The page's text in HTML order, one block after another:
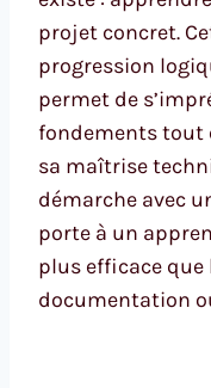
projet concret.
progression
permet de
fondements tout
sa maîtrise
démarche avec
porte à un
plus efficace que
documentation